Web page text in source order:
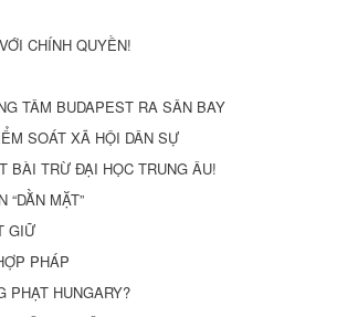
CHÍNH QUYỀN!
TÂM BUDAPEST RA SÂN BAY
SOÁT XÃ HỘI DÂN SỰ
BÀI TRỪ ĐẠI HỌC TRUNG ÂU!
“DẰN MẶT”
GIỮ
PHÁP
PHẠT HUNGARY?